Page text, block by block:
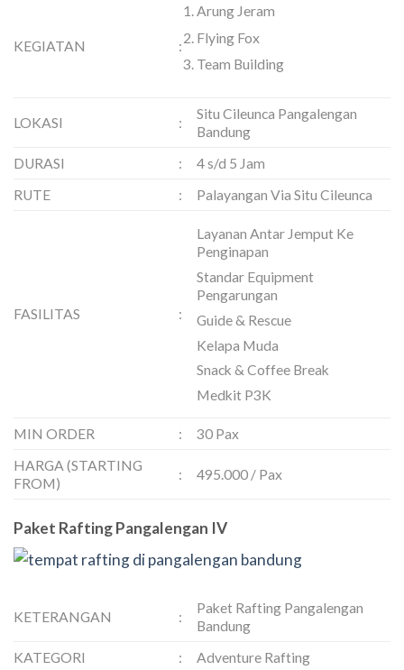
KEGIATAN :
Arung Jeram
Flying Fox
Team Building
LOKASI :
Situ Cileunca Pangalengan
Bandung
DURASI
:
4 s/d 5 Jam
RUTE
: Palayangan Via Situ Cileunca
FASILITAS :
Layanan Antar Jemput Ke
Penginapan
Standar Equipment
Pengarungan
Guide & Rescue
Kelapa Muda
Snack & Coffee Break
Medkit P3K
MIN ORDER :
30 Pax
HARGA (STARTING
FROM)
: 495.000 / Pax
Paket Rafting Pangalengan IV
KETERANGAN :
Paket Rafting Pangalengan
Bandung
KATEGORI
:
Adventure Rafting